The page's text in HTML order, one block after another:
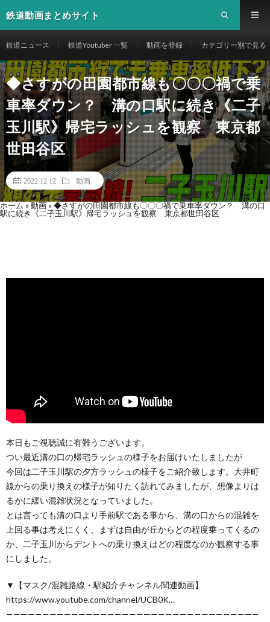
鉄道動画まとめサイト
鉄道ニュース 鉄道Youtuber 一覧 動画を登録 カテゴリー別で見る
◆さすがの田園都市線も〇〇〇禍で乗
車率ダウン？ 溝の口駅に続き《二子
玉川駅》帰宅ラッシュを観察 東京都
世田谷区
2022.12.12 動画
ホーム » 動画 » ◆さすがの田園都市線も〇〇〇禍で乗車率ダウン？ 溝の口
駅に続き《二子玉川駅》帰宅ラッシュを観察 東京都世田谷区
本日もご視聴誠に有難うございます。
つい最近溝の口の帰宅ラッシュの様子をお届けいたしましたが
今回は二子玉川駅の夕方ラッシュの様子をご紹介致します。大井町
線からの乗り換えの様子が知りたく訪れてみましたが、想像よりは
るかに緩い混雑状況となっていました。
とは言っても溝の口より手前駅である事から、溝の口からの混雑を
上回る事は考えにくく、まずは自由が丘からどの程度乗ってくるの
か、二子玉川からデントへの乗り換えはどの程度なのか観察する事
にしました。
▼【マスク/混雑路線・駅紹介チャンネル関連動画】
https://www.youtube.com/channel/UCB0K…
———————————————————————————————————